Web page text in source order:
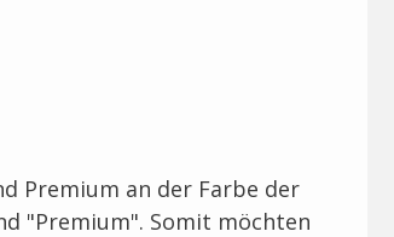
Premium an der Farbe der
"Premium". Somit möchten